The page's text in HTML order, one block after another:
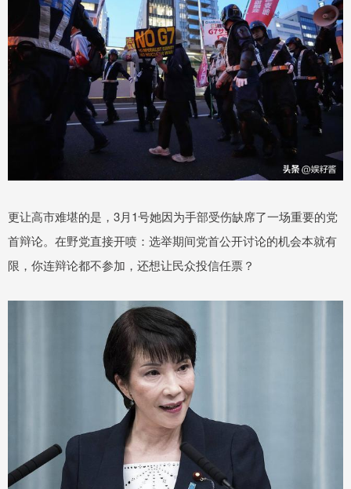
更让高市难堪的是，3月1号她因为手部受伤缺席了一场重要的党
首辩论。在野党直接开喷：选举期间党首公开讨论的机会本就有
限，你连辩论都不参加，还想让民众投信任票？